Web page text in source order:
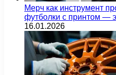
Мерч как инструмент
футболки с принтом —
16.01.2026